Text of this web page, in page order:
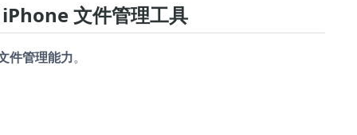
文件管理工具
件管理能力。